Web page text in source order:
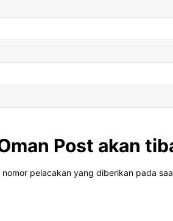
Post akan
pelacakan yang diberikan pada